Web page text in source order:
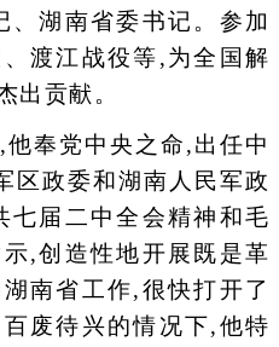
、湖南省委书记。参加
渡江战役等,为全国解
出贡献。
奉党中央之命,出任中
区政委和湖南人民军政
七届二中全会精神和毛
,创造性地开展既是革
南省工作,很快打开了
废待兴的情况下,他特